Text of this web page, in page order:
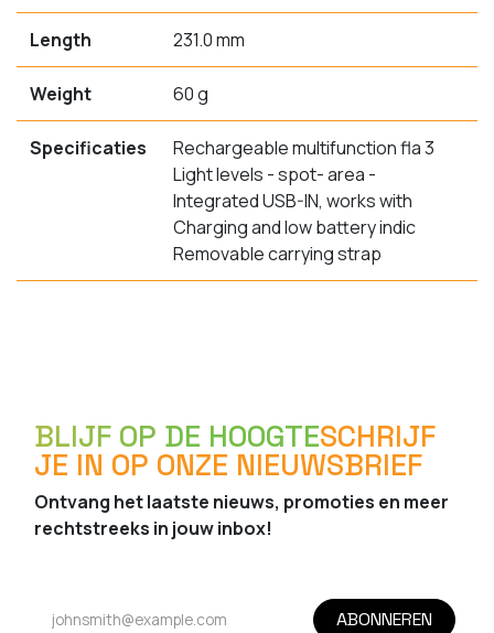
Length 231.0 mm
Weight 60 g
Specificaties
Rechargeable multifunction fla 3
Light levels - spot- area -
Integrated USB-IN, works with
Charging and low battery indic
Removable carrying strap
BLIJF OP DE HOOGTESCHRIJF
JE IN OP ONZE NIEUWSBRIEF
Ontvang het laatste nieuws, promoties en meer
rechtstreeks in jouw inbox!
ABONNEREN